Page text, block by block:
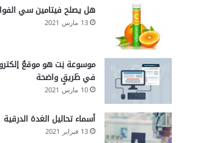
هل يصلح فيتامين سي
13 مارس 2021
موسوعة نِت هو موقعٌ
في طَريقٍ واضحة
10 مارس 2021
أسماء تحاليل الغدة الدرقية
13 فبراير 2021